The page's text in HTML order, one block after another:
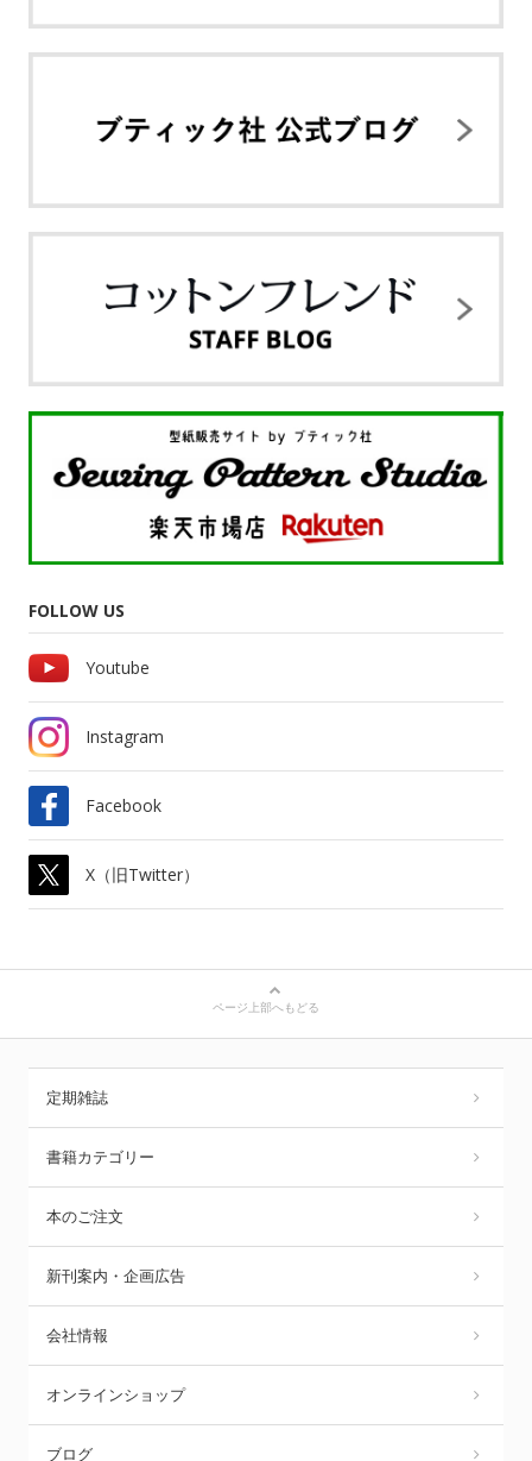
FOLLOW US
Youtube
Instagram
Facebook
X（旧Twitter）
ページ上部へもどる
定期雑誌
書籍カテゴリー
本のご注文
新刊案内・企画広告
会社情報
オンラインショップ
ブログ